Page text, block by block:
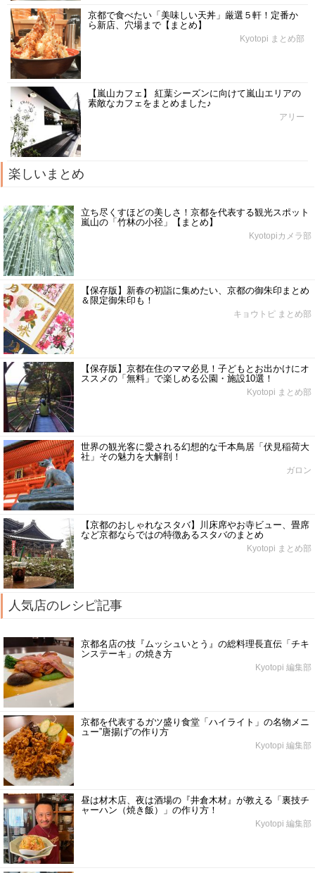
京都で食べたい「美味しい天丼」厳選５軒！定番か
ら新店、穴場まで【まとめ】
Kyotopi まとめ部
【嵐山カフェ】 紅葉シーズンに向けて嵐山エリアの
素敵なカフェをまとめました♪
アリー
楽しいまとめ
立ち尽くすほどの美しさ！京都を代表する観光スポット
嵐山の「竹林の小径」【まとめ】
Kyotopiカメラ部
【保存版】新春の初詣に集めたい、京都の御朱印まとめ
＆限定御朱印も！
キョウトピ まとめ部
【保存版】京都在住のママ必見！子どもとお出かけにオ
ススメの「無料」で楽しめる公園・施設10選！
Kyotopi まとめ部
世界の観光客に愛される幻想的な千本鳥居「伏見稲荷大
社」その魅力を大解剖！
ガロン
【京都のおしゃれなスタバ】川床席やお寺ビュー、畳席
など京都ならではの特徴あるスタバのまとめ
Kyotopi まとめ部
人気店のレシピ記事
京都名店の技『ムッシュいとう』の総料理長直伝「チキ
ンステーキ」の焼き方
Kyotopi 編集部
京都を代表するガツ盛り食堂「ハイライト」の名物メニ
ュー”唐揚げ”の作り方
Kyotopi 編集部
昼は材木店、夜は酒場の『井倉木材』が教える「裏技チ
ャーハン（焼き飯）」の作り方！
Kyotopi 編集部